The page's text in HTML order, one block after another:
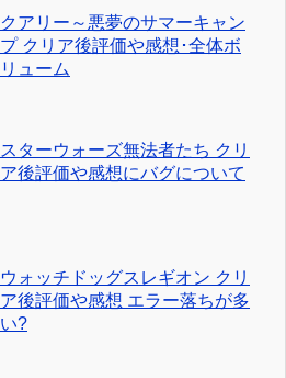
クアリー～悪夢のサマーキャン
プ クリア後評価や感想･全体ボ
リューム
スターウォーズ無法者たち クリ
ア後評価や感想にバグについて
ウォッチドッグスレギオン クリ
ア後評価や感想 エラー落ちが多
い?